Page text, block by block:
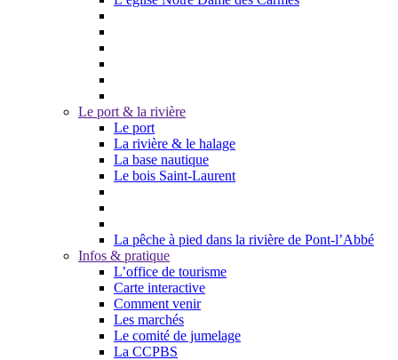
Le port & la rivière
Le port
La rivière & le halage
La base nautique
Le bois Saint-Laurent
La pêche à pied dans la rivière de Pont-l’Abbé
Infos & pratique
L’office de tourisme
Carte interactive
Comment venir
Les marchés
Le comité de jumelage
La CCPBS